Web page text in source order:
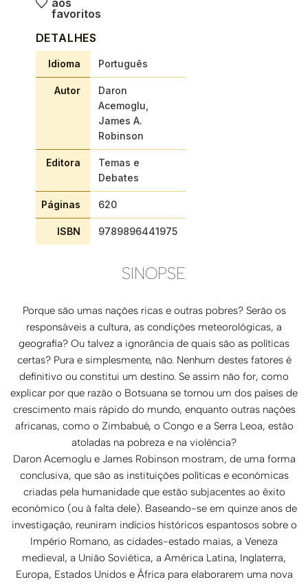
aos
favoritos
DETALHES
Idioma Português
Autor
Daron
Acemoglu,
James A.
Robinson
Editora
Temas e
Debates
Páginas 620
ISBN 9789896441975
SINOPSE
Porque são umas nações ricas e outras pobres? Serão os
responsáveis a cultura, as condições meteorológicas, a
geografia? Ou talvez a ignorância de quais são as políticas
certas? Pura e simplesmente, não. Nenhum destes fatores é
definitivo ou constitui um destino. Se assim não for, como
explicar por que razão o Botsuana se tornou um dos países de
crescimento mais rápido do mundo, enquanto outras nações
africanas, como o Zimbabué, o Congo e a Serra Leoa, estão
atoladas na pobreza e na violência?
Daron Acemoglu e James Robinson mostram, de uma forma
conclusiva, que são as instituições políticas e económicas
criadas pela humanidade que estão subjacentes ao êxito
económico (ou à falta dele). Baseando-se em quinze anos de
investigação, reuniram indícios históricos espantosos sobre o
Império Romano, as cidades-estado maias, a Veneza
medieval, a União Soviética, a América Latina, Inglaterra,
Europa, Estados Unidos e África para elaborarem uma nova